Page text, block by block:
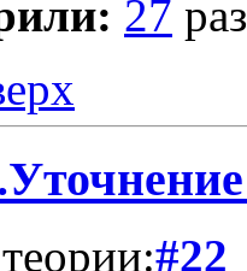
27
#22